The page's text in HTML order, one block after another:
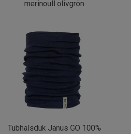
merinoull olivgrön
Tubhalsduk Janus GO 100%